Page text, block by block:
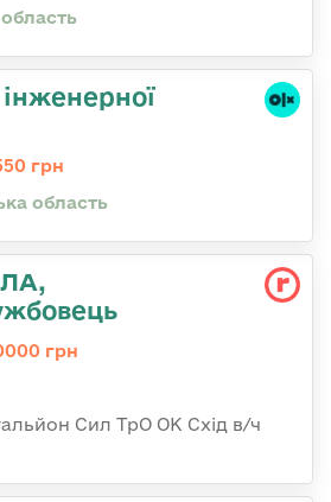
інженерної
грн
область
грн
Сил ТрО ОК Схід в/ч